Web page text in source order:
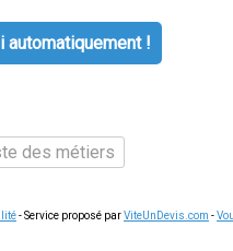
client. Vous pouvez y
, un comparatif avec les
ni de gaz. La
Gardez